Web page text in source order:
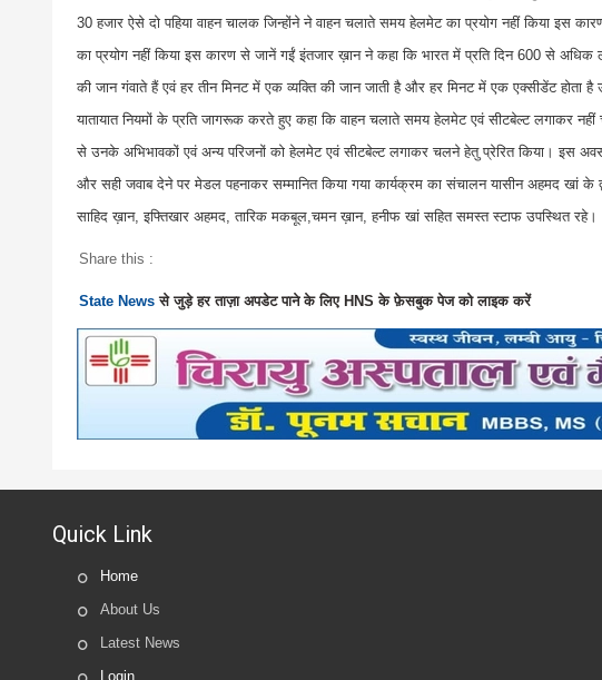
30 हजार ऐसे दो पहिया वाहन चालक जिन्होंने ने वाहन चलाते समय हेलमेट का प्रयोग नहीं किया इस
का प्रयोग नहीं किया इस कारण से जानें गईं इंतजार ख़ान ने कहा कि भारत में प्रति दिन 600 से
की जान गंवाते हैं एवं हर तीन मिनट में एक व्यक्ति की जान जाती है और हर मिनट में एक एक्सीडेंट होता है
यातायात नियमों के प्रति जागरूक करते हुए कहा कि वाहन चलाते समय हेलमेट एवं सीटबेल्ट लगाकर
से उनके अभिभावकों एवं अन्य परिजनों को हेलमेट एवं सीटबेल्ट लगाकर चलने हेतु प्रेरित किया। इस
और सही जवाब देने पर मेडल पहनाकर सम्मानित किया गया कार्यक्रम का संचालन यासीन अहमद खां के
साहिद ख़ान, इफ्तिखार अहमद, तारिक मकबूल,चमन ख़ान, हनीफ खां सहित समस्त स्टाफ उपस्थित रहे।
Share this :
State News से जुड़े हर ताज़ा अपडेट पाने के लिए HNS के फ़ेसबुक पेज को लाइक करें
Quick Link
Home
About Us
Latest News
Login